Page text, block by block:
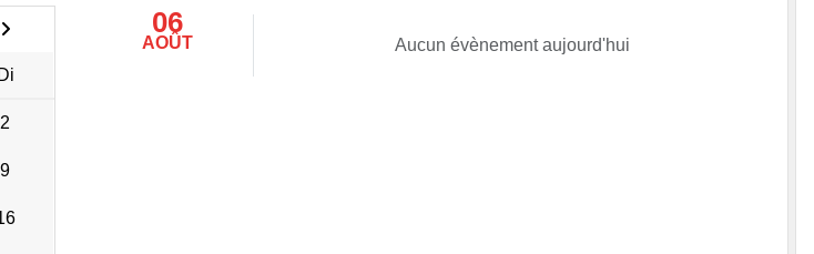
Di
2
9
06
AOÛT Aucun évènement aujourd'hui